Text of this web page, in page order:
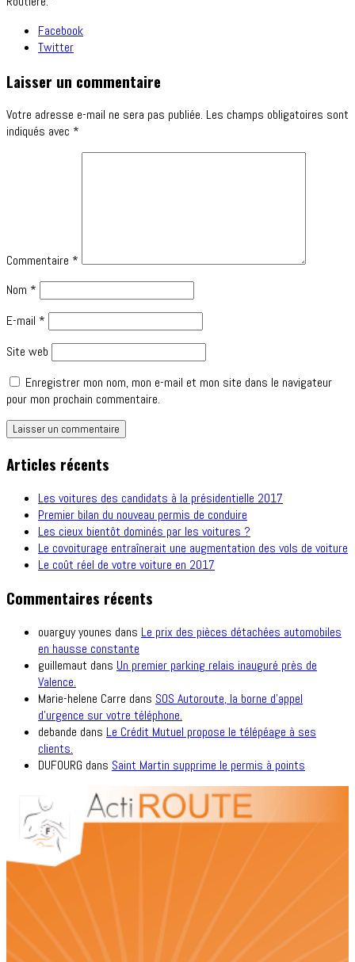
Facebook
Twitter
Laisser un commentaire
Votre adresse e-mail ne sera pas publiée. Les champs obligatoires sont
indiqués avec *
Commentaire *
Nom *
E-mail *
Site web
Enregistrer mon nom, mon e-mail et mon site dans le navigateur
pour mon prochain commentaire.
Articles récents
Les voitures des candidats à la présidentielle 2017
Premier bilan du nouveau permis de conduire
Les cieux bientôt dominés par les voitures ?
Le covoiturage entraînerait une augmentation des vols de voiture
Le coût réel de votre voiture en 2017
Commentaires récents
ouarguy younes dans Le prix des pièces détachées automobiles
en hausse constante
guillemaut dans Un premier parking relais inauguré près de
Valence.
Marie-helene Carre dans SOS Autoroute, la borne d’appel
d’urgence sur votre téléphone.
debande dans Le Crédit Mutuel propose le télépéage à ses
clients.
DUFOURG dans Saint Martin supprime le permis à points